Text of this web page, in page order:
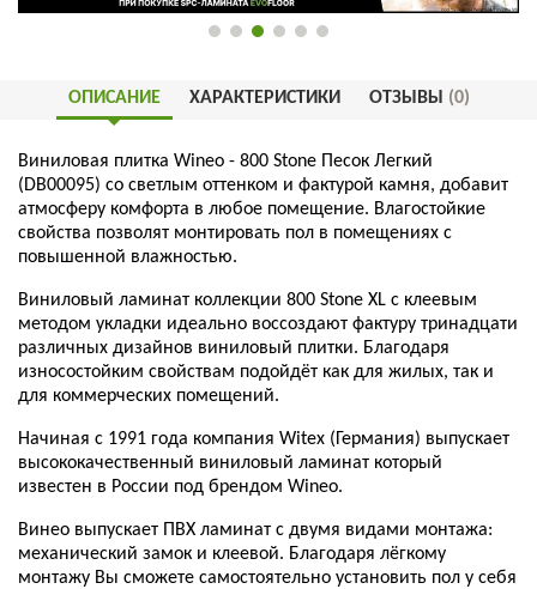
ОПИСАНИЕ ХАРАКТЕРИСТИКИ ОТЗЫВЫ (0)
Виниловая плитка Wineo - 800 Stone Песок Легкий
(DB00095) со светлым оттенком и фактурой камня, добавит
атмосферу комфорта в любое помещение. Влагостойкие
свойства позволят монтировать пол в помещениях с
повышенной влажностью.
Виниловый ламинат коллекции 800 Stone XL с клеевым
методом укладки идеально воссоздают фактуру тринадцати
различных дизайнов виниловый плитки. Благодаря
износостойким свойствам подойдёт как для жилых, так и
для коммерческих помещений.
Начиная с 1991 года компания Witex (Германия) выпускает
высококачественный виниловый ламинат который
известен в России под брендом Wineo.
Винео выпускает ПВХ ламинат с двумя видами монтажа:
механический замок и клеевой. Благодаря лёгкому
монтажу Вы сможете самостоятельно установить пол у себя